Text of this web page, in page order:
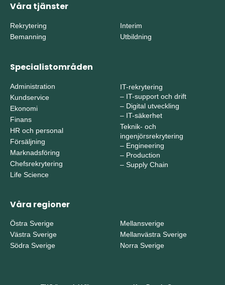
Våra tjänster
Rekrytering
Bemanning
Interim
Utbildning
Specialistområden
Administration
Kundservice
Ekonomi
Finans
HR och personal
Försäljning
Marknadsföring
Chefsrekrytering
Life Science
IT-rekrytering
– IT-support och drift
– Digital utveckling
– IT-säkerhet
Teknik- och
ingenjörsrekrytering
– Engineering
– Production
– Supply Chain
Våra regioner
Östra Sverige
Västra Sverige
Södra Sverige
Mellansverige
Mellanvästra Sverige
Norra Sverige